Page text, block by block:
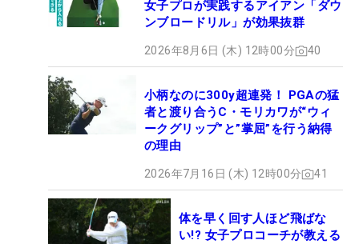
女子プロが実践するアイアン「ダウ
ンブロードリル」が効果抜群
2026年8月6日 (木) 12時00分 40
小柄なのに300y超連発！ PGAの猛
者と渡り合うC・モリカワが“ウィ
ークグリップ”と”掌屈”を行う納得
の理由
2026年7月16日 (木) 12時00分 41
体を早く回す人ほど飛ばな
い!? 女子プロコーチが教える